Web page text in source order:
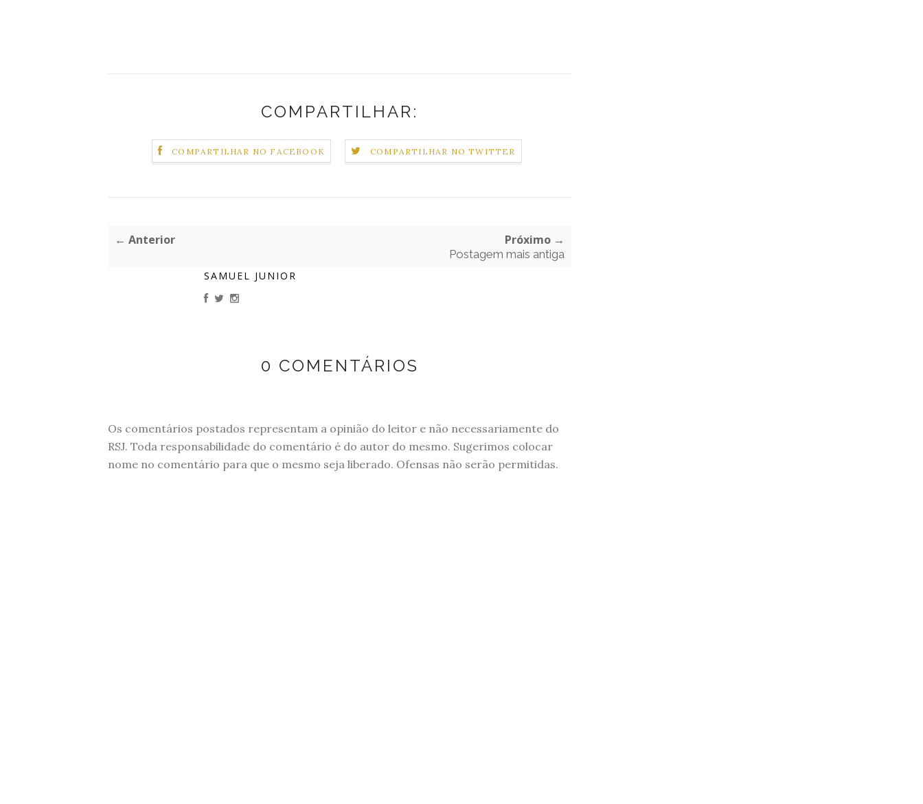
COMPARTILHAR:
COMPARTILHAR NO FACEBOOK COMPARTILHAR NO TWITTER
← Anterior Próximo →
Postagem mais antiga
SAMUEL JUNIOR
0 COMENTÁRIOS
Os comentários postados representam a opinião do leitor e não necessariamente do
RSJ. Toda responsabilidade do comentário é do autor do mesmo. Sugerimos colocar
nome no comentário para que o mesmo seja liberado. Ofensas não serão permitidas.